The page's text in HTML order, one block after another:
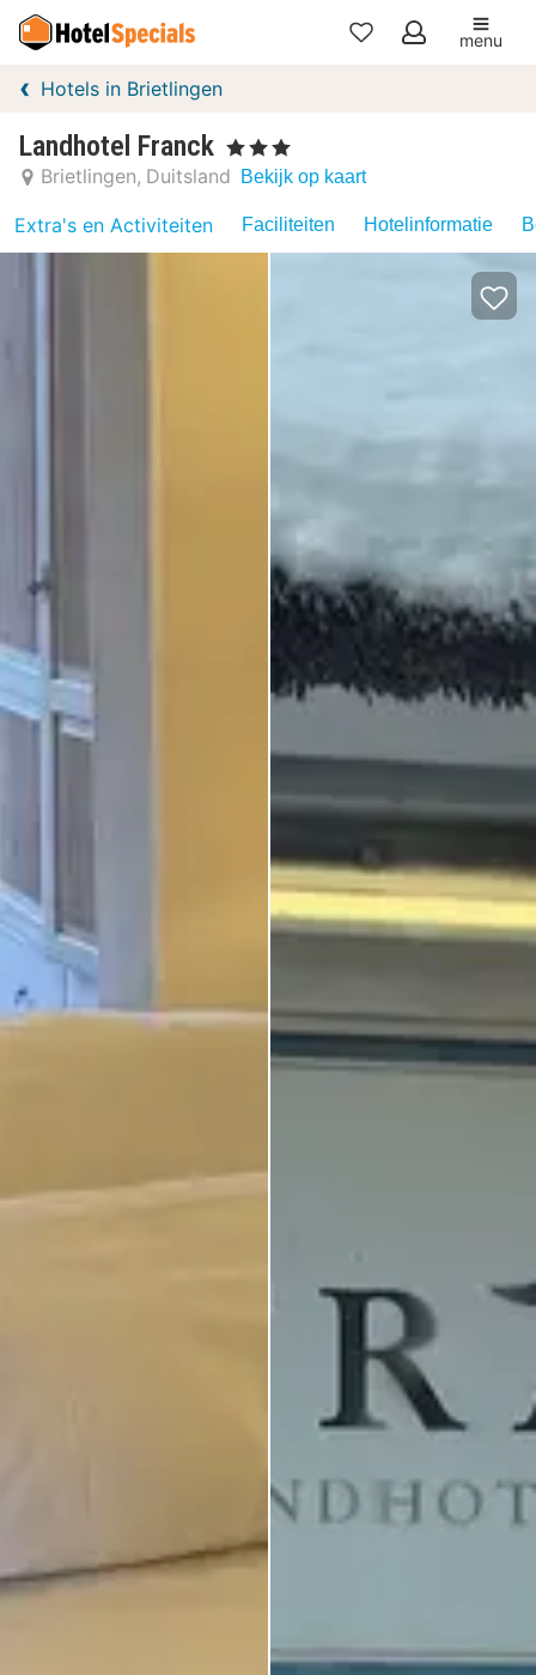
Mijn
menu
Hotels in Brietlingen
Landhotel Franck , 3 Sterren
Brietlingen Duitsland Bekijk op kaart
Extra's en Activiteiten Faciliteiten Hotelinformatie